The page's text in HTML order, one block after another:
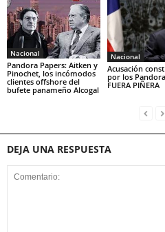
Nacional
Pandora Papers: Aitken y
Pinochet, los incómodos
clientes offshore del
bufete panameño Alcogal
Nacional
Acusación
por los
FUERA PIÑERA
DEJA UNA RESPUESTA